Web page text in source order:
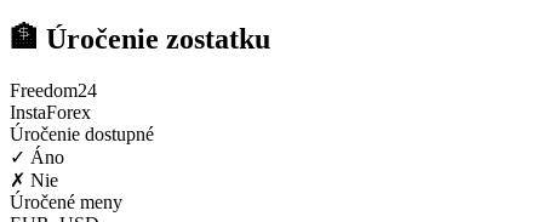
🏦 Úročenie zostatku
Freedom24
InstaForex
Úročenie dostupné
✓ Áno
✗ Nie
Úročené meny